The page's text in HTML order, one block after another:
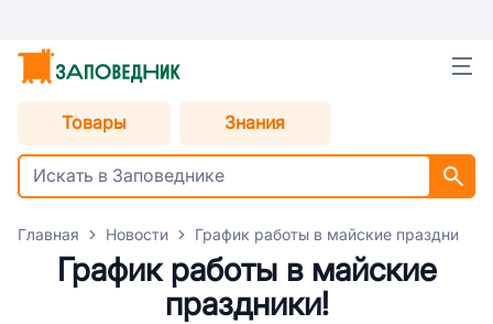
Товары Знания
Главная Новости График работы в майские праздники!
График работы в майские
праздники!